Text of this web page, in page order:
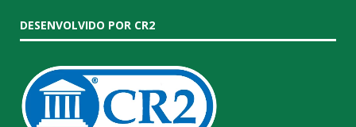
DESENVOLVIDO POR CR2